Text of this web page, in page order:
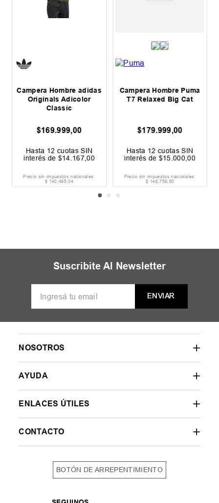
Campera Hombre adidas
Originals Adicolor
Classic
$169.999,00
Hasta 12 cuotas SIN
interés de $14 167,00
Precio sin impuestos nacionales:
$ 140.495,04
Campera Hombre Puma
T7 Relaxed Big Cat
$179.999,00
Hasta 12 cuotas SIN
interés de $15 000 ,00
Precio sin impuestos nacionales:
$ 148.759,50
Suscribite Al Newsletter
ENVIAR
NOSOTROS
AYUDA
ENLACES ÚTILES
CONTACTO
BOTÓN DE ARREPENTIMIENTO